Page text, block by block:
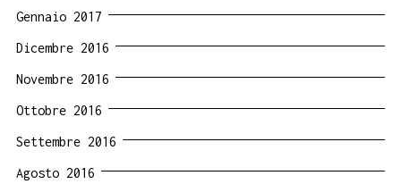
Gennaio 2017
Dicembre 2016
Novembre 2016
Ottobre 2016
Settembre 2016
Agosto 2016